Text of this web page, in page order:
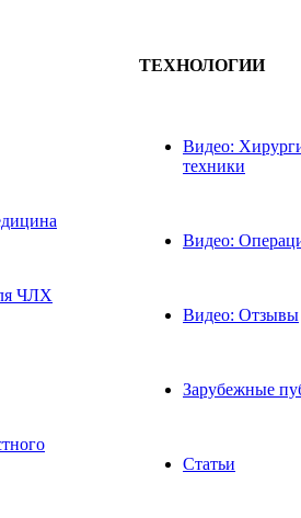
ЧЛХ
ТЕХНОЛОГИИ
Видео:
техники
Видео:
Видео: Отзывы
Зарубежные
Статьи